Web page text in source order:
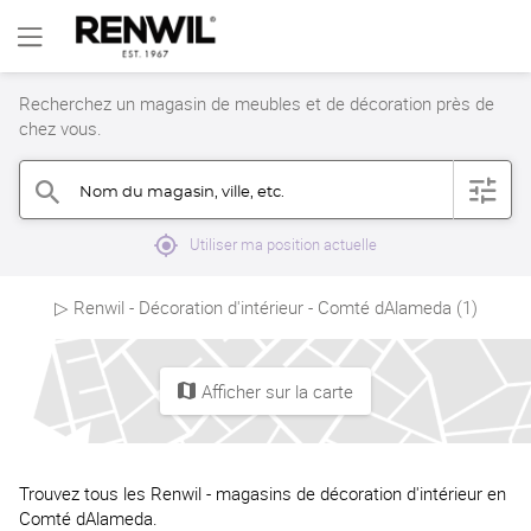
Recherchez un magasin de meubles et de décoration près de
chez vous.
search Nom du magasin, ville, etc. filter
mylocation Utiliser ma position actuelle
▷ Renwil - Décoration d'intérieur - Comté dAlameda (1)
map Afficher sur la carte
Trouvez tous les Renwil - magasins de décoration d'intérieur en
Comté dAlameda.